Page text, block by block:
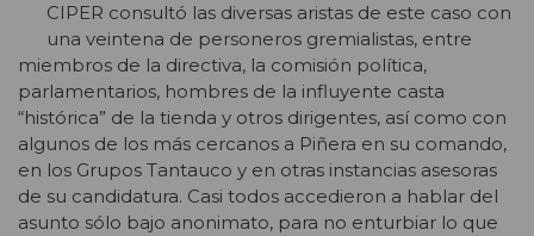
CIPER consultó las diversas aristas de este caso con
una veintena de personeros gremialistas, entre
miembros de la directiva, la comisión política,
parlamentarios, hombres de la influyente casta
“histórica” de la tienda y otros dirigentes, así como con
algunos de los más cercanos a Piñera en su comando,
en los Grupos Tantauco y en otras instancias asesoras
de su candidatura. Casi todos accedieron a hablar del
asunto sólo bajo anonimato, para no enturbiar lo que